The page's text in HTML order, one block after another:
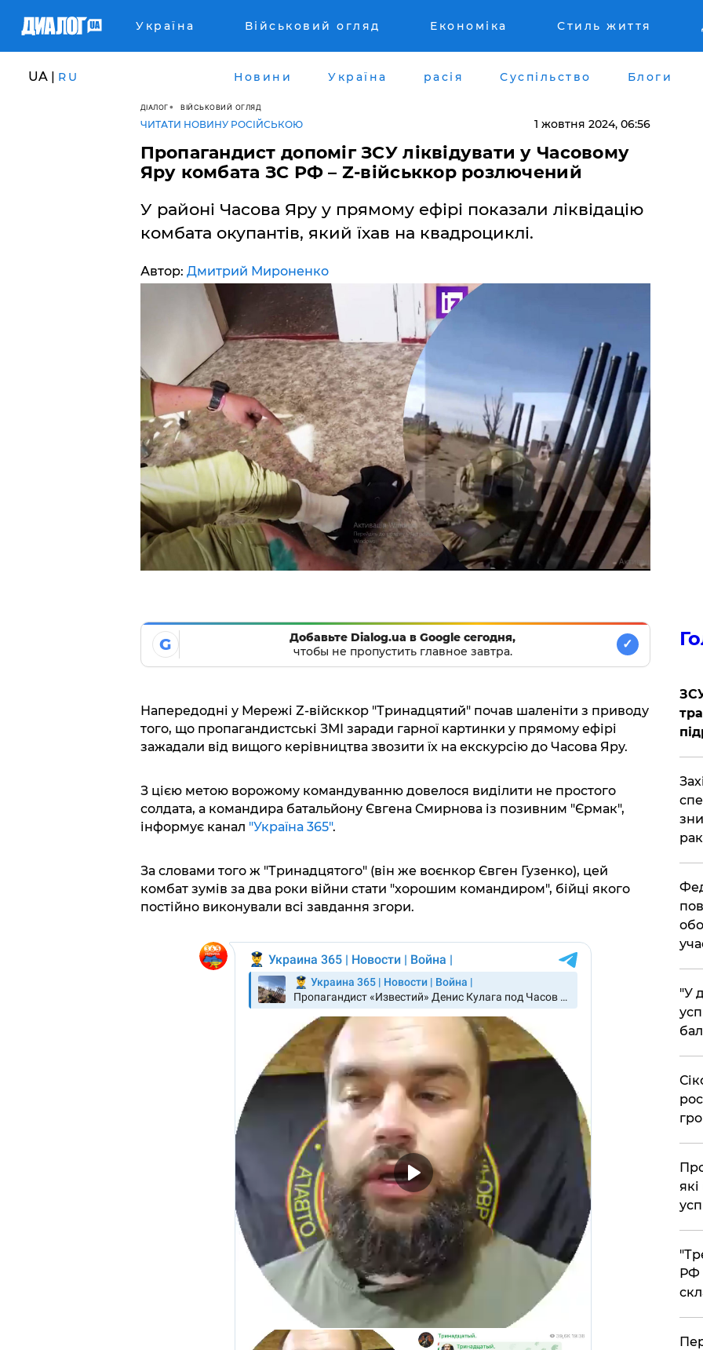
Україна Військовий огляд Економіка Стиль життя
UA | RU Новини Україна расія Суспільство Блоги
ДІАЛОГ ВІЙСЬКОВИЙ ОГЛЯД
ЧИТАТИ НОВИНУ РОСІЙСЬКОЮ 1 жовтня 2024, 06:56
Пропагандист допоміг ЗСУ ліквідувати у Часовому
Яру комбата ЗС РФ – Z-військкор розлючений
У районі Часова Яру у прямому ефірі показали ліквідацію
комбата окупантів, який їхав на квадроциклі.
Автор: Дмитрий Мироненко
G
Добавьте Dialog.ua в Google сегодня,
чтобы не пропустить главное завтра.
✓
Напередодні у Мережі Z-війсккор "Тринадцятий" почав шаленіти з приводу
того, що пропагандистські ЗМІ заради гарної картинки у прямому ефірі
зажадали від вищого керівництва звозити їх на екскурсію до Часова Яру.
З цією метою ворожому командуванню довелося виділити не простого
солдата, а командира батальйону Євгена Смирнова із позивним "Єрмак",
інформує канал "Україна 365".
За словами того ж "Тринадцятого" (він же воєнкор Євген Гузенко), цей
комбат зумів за два роки війни стати "хорошим командиром", бійці якого
постійно виконували всі завдання згори.
​"У
РФ